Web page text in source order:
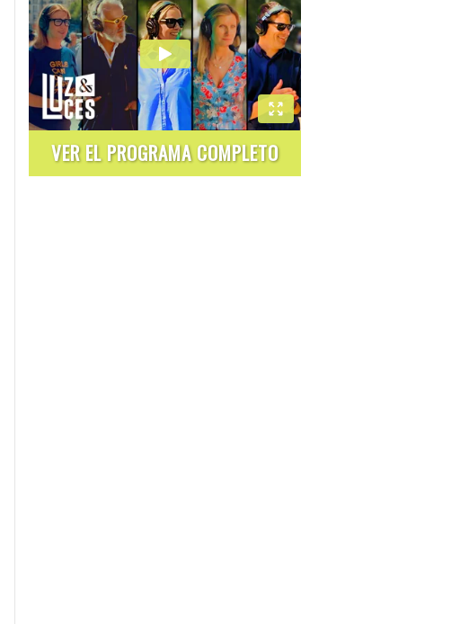
VER EL PROGRAMA COMPLETO